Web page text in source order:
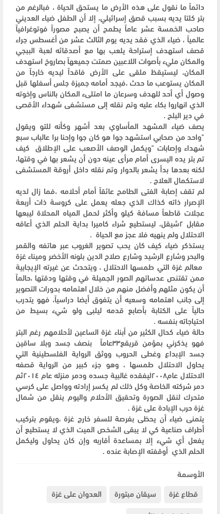
دائماً ما نقول على هذه الأرض ما يستحق الحياة ، فبالرغم من
بتر كلتا يديه بسبب قصق إسرائيلي، إلا أن الطفل ضياء العديني
صاحب الخمسة عشر عاماً يطمح أن يصبح مصوراً فوتوغرافياً
عالمياً ، ضياء الذي فقد يديه يوم الثالث عشر من أغسطس جراء
قصف استهدف إستراحة يلعب بها مع أصدقائه لعبة الببجي
والمكان مليء بأصوات اللاعبين صمتت جميعهاً بصاروخ استهدف
المكان، ليستيقظ ملقى على الأرض فاقداً ليديه خارجاً من
المكان يستوعب ما حدث ،فيجد أمامه جميزة جلس أسفلها قبل
وصول أي أحد للهدف وسرعان ما امتلىء المكان بالناس وإخوته
الذي انهاروا بكاء عليه وتم نقله إلى مستشفى شهداء الأقصى
في دير البلح .
يصف ضياء المشهد المأساوي بعد أشهر وكأنه للتو ويقول
"واحد من صحابي استشهد جوا هو كان جوا وإحنا برا عالباب سبع
شهداء وإصابات "ويكمل الوصف الأصعب على الإطلاق كيف
تم بتر يده اليسرى أمام مرأى عينه دون أن يشعر بها في وقتها،
لكنه بعدها بدأ يشعر بالدوار وتم نقله داخل أروقة المستشفى
لاستكمال العلاج .
لم تقف إصابة الفتى الطامح عائقاً أمام أحلامه ،فما زال لديه
الإصرار ذاته كذاك الذي جعله يعمل على كروسة ذات أربعة
عجلات قاطعاً مسافة كيلو وأكثر لحمل المياه المحلاة ليبعها
مقابل ٢شيقل، ليستطيع شراء كاميرا بداية الحلم الذي أعاقه
الاحتلال ولم ينهيه فلا عجز مع الحياة .
يستذكر ضياء كيف كان يحب تصوير الغروب عبر هاتفه والقمر
والبحر وشارع الرشيد وشارع صلاح الدين بلونه الأخضر وميناء غزة
معالم غزة التي طمسها الاحتلال ، ويتحدث عن غيرته الإيجابية
ممن تقتنص عدساتهم الصور الجميلة في وقتها ودقتها ،حالماً
أن يكون مثلهم وأفضل منهم من خلال اهتمامه بدورات التصوير
إلى جانب اهتمامه وسعيه أن يتفوق أيضا دراسياً، فهو يتدرب
حالياً على الكتابة بأصابع قدمه ليلبى ولو شيء بسيط من
احتياجاته بنفسه .
حالة ضياء كحال الكثير من أبناء غزة الساعين لأحلامهم رغم البتر
فهو يذكرني بمؤمن قريقع٣٣عاماً بنصف جسد وبلا ساقين
جسد الإبداع وغطى الحروب ووثق الرواية الفلسطينية التي
يحاول الاحتلال طمسها ، وهو جزء كبير من الرواية قصفه
الاحتلال عام٢٠٠٨ليفقده غالبية جسده ودمر منزله عام ٢٠١٤ثم
دمر شركته الخاصة وكل ذلك لم يكسر إرادته وواصل على كرسي
متحرك لنقل الصورة وتحقيق الأحلام واليوم ينقل من شمال
غزة حرب الإبادة على غزة .
يتمنى ضياء أن يحظى بفرصة للسفر خارج غزة ،ويقوم بتركيب
أطراف صناعية كي لا يبقى الشخص الميت الذي لا يستطيع أن
يفعل أي شيء إلا بمساعدة أقاربه وإن كان يحاول وليكمل
الحلم الذي أوقفته الإصابة عنده .
الأوسمة
قطاع غزة
سيقان مبتورة
العدوان على غزة